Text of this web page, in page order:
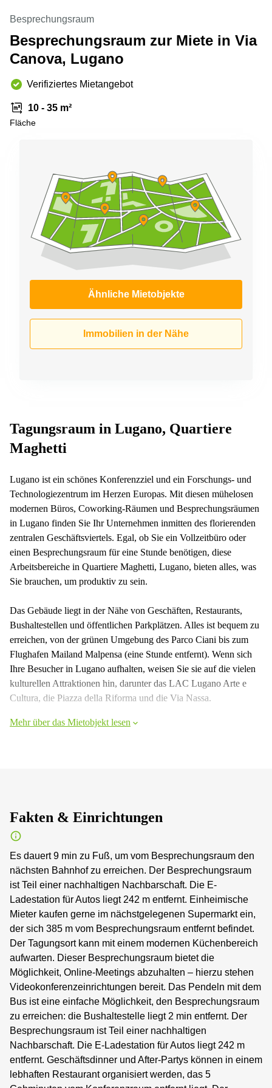
Büro
mieten
Luzern
Center
Zürich
Business
Center
29 Basel
Zugerstrasse
32 Baar
Glärnischstrasse
13 Wil
4 Luzern
Besprechungsraum
Besprechungsraum zur Miete in Via
Canova, Lugano
Verifiziertes Mietangebot
10 - 35 m²
Fläche
Ähnliche Mietobjekte
Immobilien in der Nähe
Tagungsraum in Lugano, Quartiere
Maghetti
Lugano ist ein schönes Konferenzziel und ein Forschungs- und
Technologiezentrum im Herzen Europas. Mit diesen mühelosen
modernen Büros, Coworking-Räumen und Besprechungsräumen
in Lugano finden Sie Ihr Unternehmen inmitten des florierenden
zentralen Geschäftsviertels. Egal, ob Sie ein Vollzeitbüro oder
einen Besprechungsraum für eine Stunde benötigen, diese
Arbeitsbereiche in Quartiere Maghetti, Lugano, bieten alles, was
Sie brauchen, um produktiv zu sein.
Das Gebäude liegt in der Nähe von Geschäften, Restaurants,
Bushaltestellen und öffentlichen Parkplätzen. Alles ist bequem zu
erreichen, von der grünen Umgebung des Parco Ciani bis zum
Flughafen Mailand Malpensa (eine Stunde entfernt). Wenn sich
Ihre Besucher in Lugano aufhalten, weisen Sie sie auf die vielen
kulturellen Attraktionen hin, darunter das LAC Lugano Arte e
Cultura, die Piazza della Riforma und die Via Nassa.
Mehr über das Mietobjekt lesen
Fakten & Einrichtungen
Es dauert 9 min zu Fuß, um vom Besprechungsraum den
nächsten Bahnhof zu erreichen. Der Besprechungsraum
ist Teil einer nachhaltigen Nachbarschaft. Die E-
Ladestation für Autos liegt 242 m entfernt. Einheimische
Mieter kaufen gerne im nächstgelegenen Supermarkt ein,
der sich 385 m vom Besprechungsraum entfernt befindet.
Der Tagungsort kann mit einem modernen Küchenbereich
aufwarten. Dieser Besprechungsraum bietet die
Möglichkeit, Online-Meetings abzuhalten – hierzu stehen
Videokonferenzeinrichtungen bereit. Das Pendeln mit dem
Bus ist eine einfache Möglichkeit, den Besprechungsraum
zu erreichen: die Bushaltestelle liegt 2 min entfernt. Der
Besprechungsraum ist Teil einer nachhaltigen
Nachbarschaft. Die E-Ladestation für Autos liegt 242 m
entfernt. Geschäftsdinner und After-Partys können in einem
lebhaften Restaurant organisiert werden, das 5